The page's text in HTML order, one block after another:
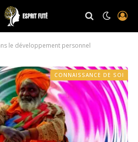
le développement personnel
CONNAISSANCE DE SOI